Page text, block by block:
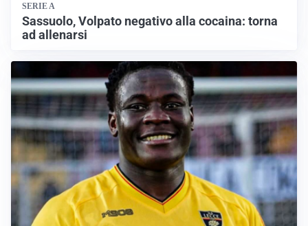
SERIE A
Sassuolo, Volpato negativo alla cocaina: torna
ad allenarsi